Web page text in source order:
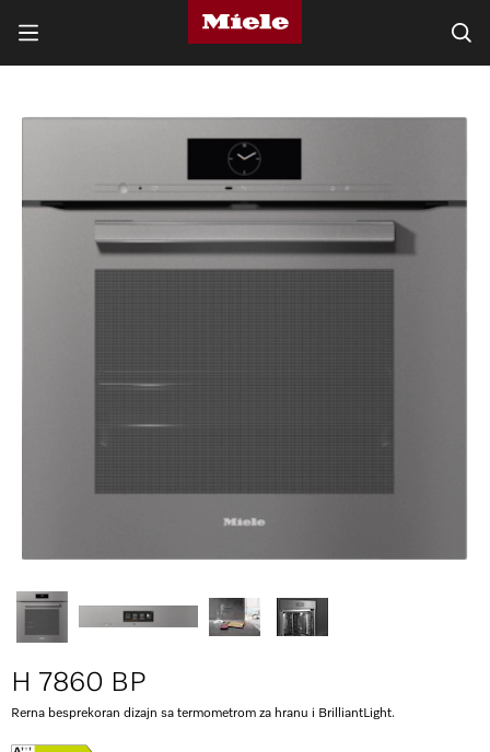
H 7860 BP
Rerna besprekoran dizajn sa termometrom za hranu i BrilliantLight.